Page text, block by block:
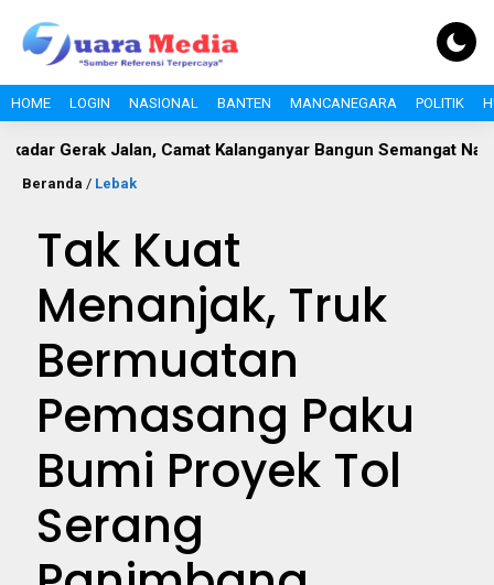
HOME LOGIN NASIONAL BANTEN MANCANEGARA POLITIK
Jalan, Camat Kalanganyar Bangun Semangat Nasionalisme
Beranda / Lebak
Tak Kuat
Menanjak, Truk
Bermuatan
Pemasang Paku
Bumi Proyek Tol
Serang